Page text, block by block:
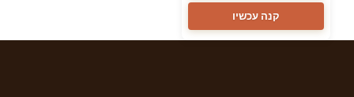
קנה עכשיו